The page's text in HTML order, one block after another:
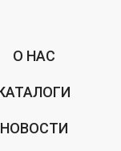
О НАС
НОВОСТИ